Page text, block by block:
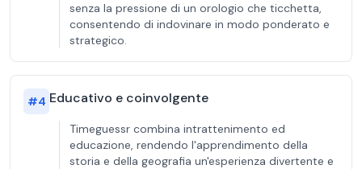
senza la pressione di un orologio che ticchetta,
consentendo di indovinare in modo ponderato e
strategico.
#4 Educativo e coinvolgente
Timeguessr combina intrattenimento ed
educazione, rendendo l'apprendimento della
storia e della geografia un'esperienza divertente e